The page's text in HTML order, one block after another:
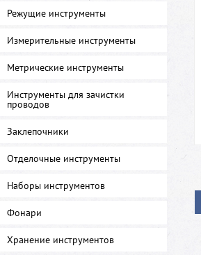
Режущие инструменты
Измерительные инструменты
Метрические инструменты
Инструменты для зачистки
проводов
Заклепочники
Отделочные инструменты
Наборы инструментов
Фонари
Хранение инструментов